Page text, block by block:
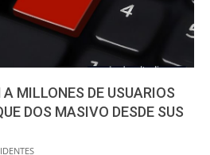
MILLONES DE USUARIOS
DOS MASIVO DESDE SUS